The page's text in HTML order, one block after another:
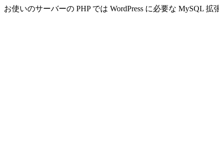
お使いのサーバーの PHP では WordPress に必要な MySQL